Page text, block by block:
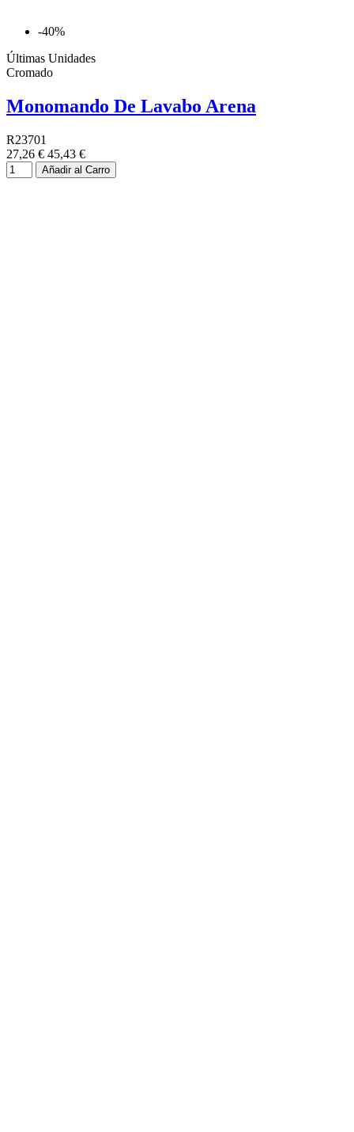
-40%
Últimas Unidades
Cromado
Monomando De Lavabo Arena
R23701
27,26 € 45,43 €
Añadir al Carro